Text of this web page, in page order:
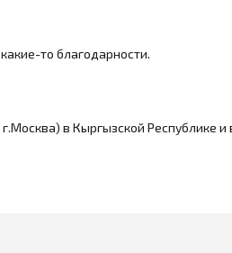
то благодарности.
в Кыргызской Республике